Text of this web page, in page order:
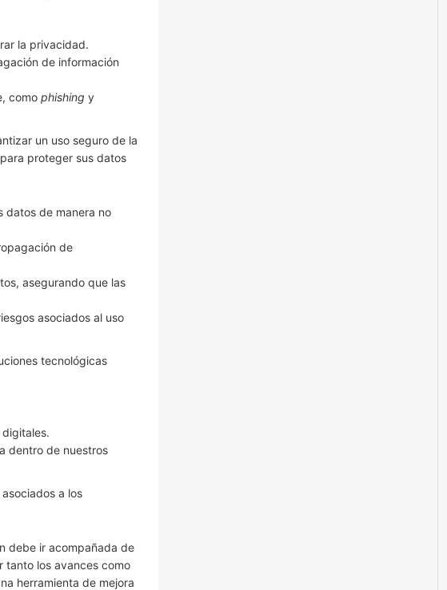
la privacidad.
de información
como phishing y
un uso seguro de la
proteger sus datos
datos de manera no
de
asegurando que las
asociados al uso
tecnológicas
dentro de nuestros
a los
debe ir acompañada de
tanto los avances como
herramienta de mejora